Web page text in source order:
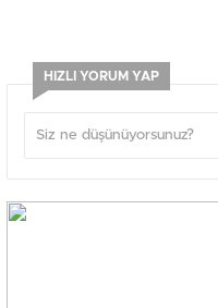
HIZLI YORUM YAP